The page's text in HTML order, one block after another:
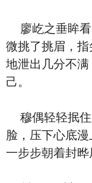
廖屹之垂眸看
微挑了挑眉，
地泄出几分不
己。
穆偶轻轻抿住
脸，压下心底
一步步朝着封晔